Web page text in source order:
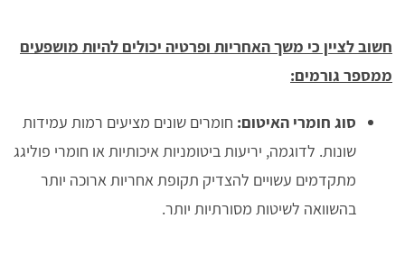
חשוב לציין כי משך האחריות ופרטיה יכולים להיות מושפעים
ממספר גורמים:
סוג חומרי האיטום: חומרים שונים מציעים רמות עמידות
שונות. לדוגמה, יריעות ביטומניות איכותיות או חומרי פוליגג
מתקדמים עשויים להצדיק תקופת אחריות ארוכה יותר
בהשוואה לשיטות מסורתיות יותר.